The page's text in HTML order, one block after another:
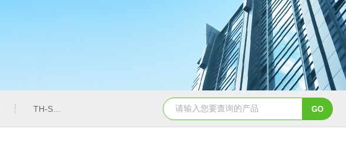
TH-SZZL水质总磷监测仪 TH-LD1雷电预警监测站 TH-GS6管式土